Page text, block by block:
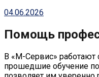
04.06.2026
Помощь
В «М-Сервис»
прошедшие обучение по